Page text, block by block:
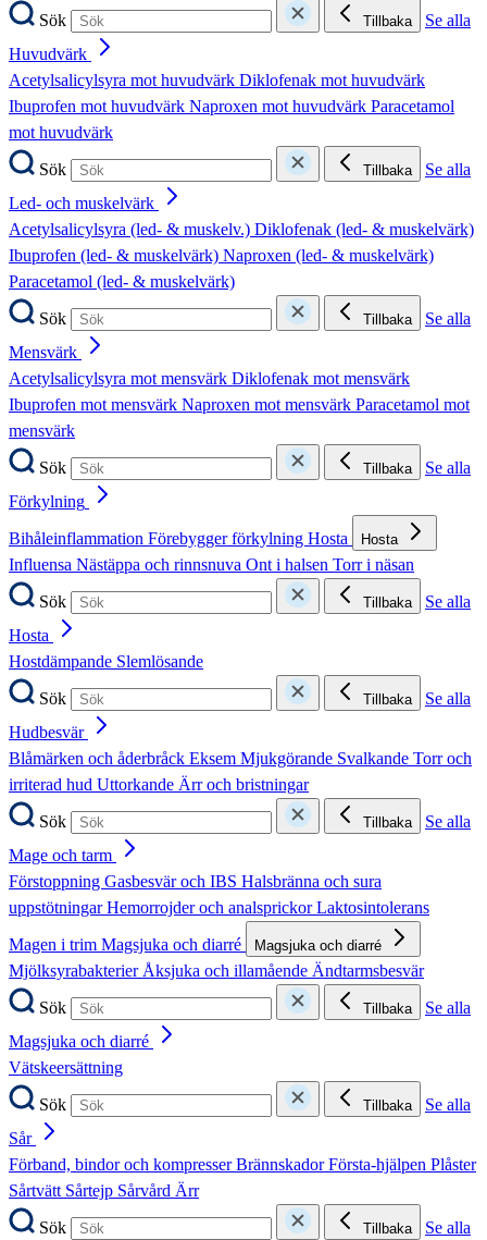
Sök
Tillbaka
Se alla
Huvudvärk
Acetylsalicylsyra mot huvudvärk Diklofenak mot huvudvärk
Ibuprofen mot huvudvärk Naproxen mot huvudvärk Paracetamol
mot huvudvärk
Sök
Tillbaka
Se alla
Led- och muskelvärk
Acetylsalicylsyra (led- & muskelv.) Diklofenak (led- & muskelvärk)
Ibuprofen (led- & muskelvärk) Naproxen (led- & muskelvärk)
Paracetamol (led- & muskelvärk)
Sök
Tillbaka
Se alla
Mensvärk
Acetylsalicylsyra mot mensvärk Diklofenak mot mensvärk
Ibuprofen mot mensvärk Naproxen mot mensvärk Paracetamol mot
mensvärk
Sök
Tillbaka
Se alla
Förkylning
Bihåleinflammation Förebygger förkylning Hosta Hosta
Influensa Nästäppa och rinnsnuva Ont i halsen Torr i näsan
Sök
Tillbaka
Se alla
Hosta
Hostdämpande Slemlösande
Sök
Tillbaka
Se alla
Hudbesvär
Blåmärken och åderbråck Eksem Mjukgörande Svalkande Torr och
irriterad hud Uttorkande Ärr och bristningar
Sök
Tillbaka
Se alla
Mage och tarm
Förstoppning Gasbesvär och IBS Halsbränna och sura
uppstötningarHemorrojder och analsprickorLaktosintolerans
Magen i trim Magsjuka och diarré Magsjuka och diarré
MjölksyrabakterierÅksjuka och illamående Ändtarmsbesvär
Sök
Tillbaka
Se alla
Magsjuka och diarré
Vätskeersättning
Sök
Tillbaka
Se alla
Sår
Förband, bindor och kompresserBrännskadorFörsta-hjälpen Plåster
Sårtvätt Sårtejp Sårvård Ärr
Sök
Tillbaka
Se alla